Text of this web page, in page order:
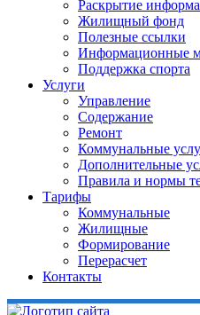
Раскрытие
Жилищный фонд
Полезные ссылки
Информационные
Поддержка спорта
Услуги
Управление
Содержание
Ремонт
Коммунальные
Дополнительные
Правила и нормы
Тарифы
Коммунальные
Жилищные
Формирование
Перерасчет
Контакты